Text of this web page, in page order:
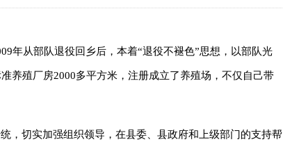
年从部队退役回乡后，本着“退役不褪色”思想，以部队光
养殖厂房2000多平方米，注册成立了养殖场，不仅自己带
，切实加强组织领导，在县委、县政府和上级部门的支持帮